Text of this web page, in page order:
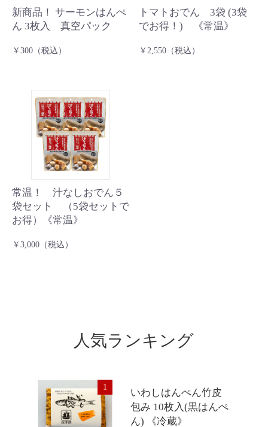
新商品！ サーモンはんぺ
ん 3枚入 真空パック
￥300（税込）
トマトおでん 3袋 (3袋
でお得！) 《常温》
￥2,550（税込）
常温！ 汁なしおでん５
袋セット （5袋セットで
お得）《常温》
￥3,000（税込）
人気ランキング
1
いわしはんぺん竹皮
包み 10枚入(黒はんぺ
ん) 《冷蔵》